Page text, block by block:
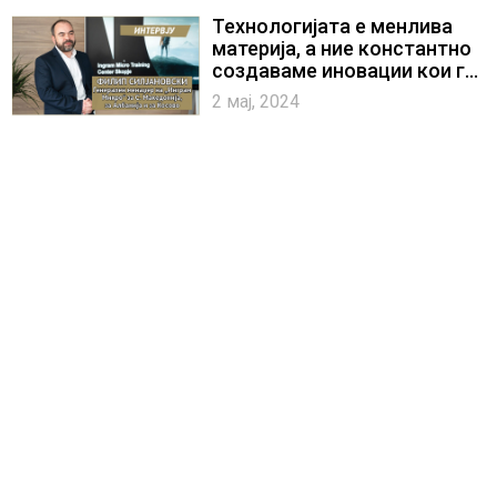
иднината на ВИ и на сајбер
безбедноста во регионот
Технологијата е менлива
материја, а ние константно
создаваме иновации кои ги
водат трендовите во
дигиталниот свет
2 мај, 2024